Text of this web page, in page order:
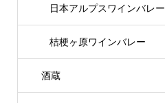
日本アルプスワインバレー
桔梗ヶ原ワインバレー
酒蔵